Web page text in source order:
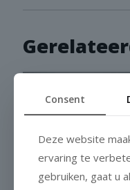
Consent
Deze website
ervaring te
gebruiken, gaat u